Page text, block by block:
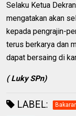
Selaku Ketua
mengatakan akan
kepada pengrajin-
terus berkarya dan
dapat bersaing di
( Luky SPn)
LABEL: